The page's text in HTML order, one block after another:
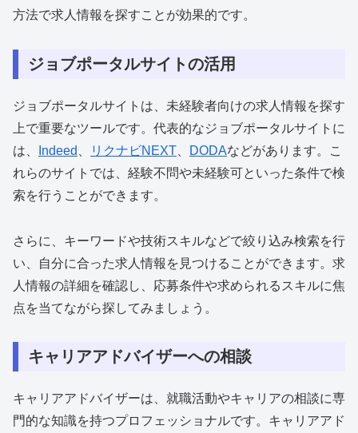
方法で求人情報を探すことが効果的です。
ジョブポータルサイトの活用
ジョブポータルサイトは、未経験者向けの求人情報を探す
上で重要なツールです。代表的なジョブポータルサイトに
は、
Indeed リクナビNEXT DODAなどがあります。こ
れらのサイトでは、経験不問や未経験可といった条件で検
索を行うことができます。
さらに、キーワードや技術スキルなどで絞り込み検索を行
い、自分に合った求人情報を見つけることができます。求
人情報の詳細を確認し、応募条件や求められるスキルに焦
点を当てながら探してみましょう。
キャリアアドバイザーへの相談
キャリアアドバイザーは、就職活動やキャリアの相談に専
門的な知識を持つプロフェッショナルです。キャリアアド